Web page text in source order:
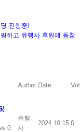
진행중!
하고 유행사 후원에 동참
Author Date
0
유행
사
2024.10.15 0